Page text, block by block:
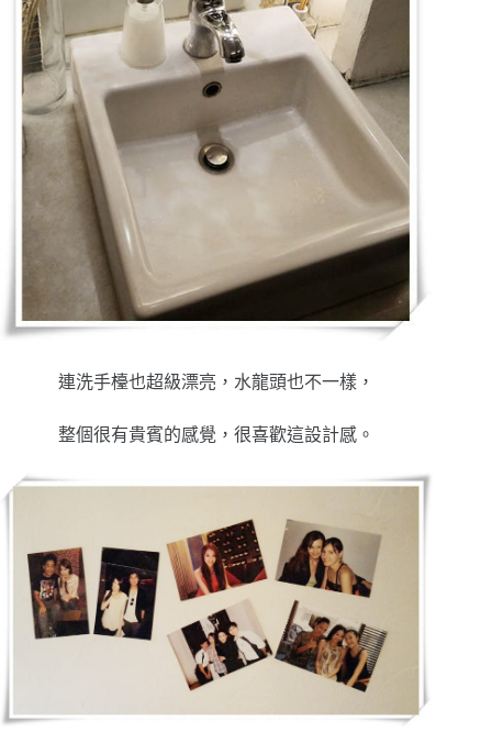
連洗手檯也超級漂亮，水龍頭也不一樣，
整個很有貴賓的感覺，很喜歡這設計感。